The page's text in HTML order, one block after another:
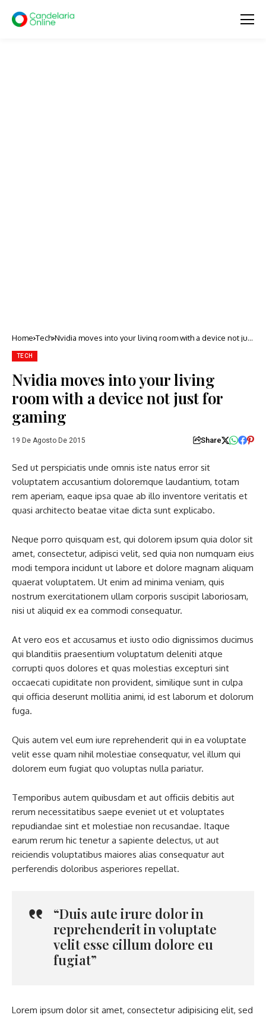
Home Tech Nvidia moves into your living room with a device not just
TECH
Nvidia moves into your living
room with a device not just for
gaming
19 De Agosto De 2015 Share
Sed ut perspiciatis unde omnis iste natus error sit
voluptatem accusantium doloremque laudantium, totam
rem aperiam, eaque ipsa quae ab illo inventore veritatis et
quasi architecto beatae vitae dicta sunt explicabo.
Neque porro quisquam est, qui dolorem ipsum quia dolor sit
amet, consectetur, adipisci velit, sed quia non numquam eius
modi tempora incidunt ut labore et dolore magnam aliquam
quaerat voluptatem. Ut enim ad minima veniam, quis
nostrum exercitationem ullam corporis suscipit laboriosam,
nisi ut aliquid ex ea commodi consequatur.
At vero eos et accusamus et iusto odio dignissimos ducimus
qui blanditiis praesentium voluptatum deleniti atque
corrupti quos dolores et quas molestias excepturi sint
occaecati cupiditate non provident, similique sunt in culpa
qui officia deserunt mollitia animi, id est laborum et dolorum
fuga.
Quis autem vel eum iure reprehenderit qui in ea voluptate
velit esse quam nihil molestiae consequatur, vel illum qui
dolorem eum fugiat quo voluptas nulla pariatur.
Temporibus autem quibusdam et aut officiis debitis aut
rerum necessitatibus saepe eveniet ut et voluptates
repudiandae sint et molestiae non recusandae. Itaque
earum rerum hic tenetur a sapiente delectus, ut aut
reiciendis voluptatibus maiores alias consequatur aut
perferendis doloribus asperiores repellat.
“Duis aute irure dolor in
reprehenderit in voluptate
velit esse cillum dolore eu
fugiat”
Lorem ipsum dolor sit amet, consectetur adipisicing elit, sed